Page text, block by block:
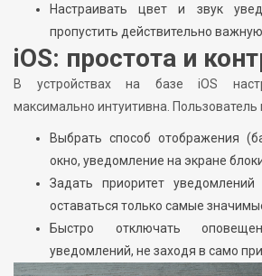
Настраивать цвет и звук
пропустить действительно важную
iOS: простота и
В устройствах на базе iOS
максимально интуитивна.
Выбрать способ отображения
окно, уведомление на экране
Задать приоритет
оставаться только самые
Быстро отключать
уведомлений, не заходя в само